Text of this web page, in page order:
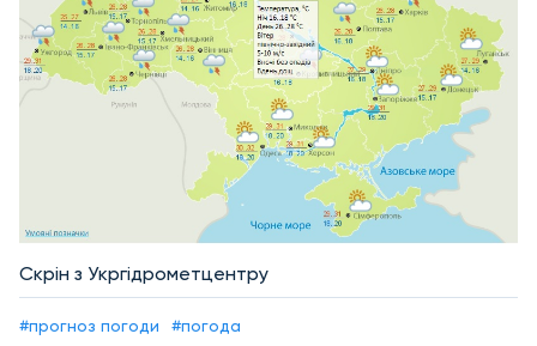
Скрін з Укргідрометцентру
#прогноз погоди #погода